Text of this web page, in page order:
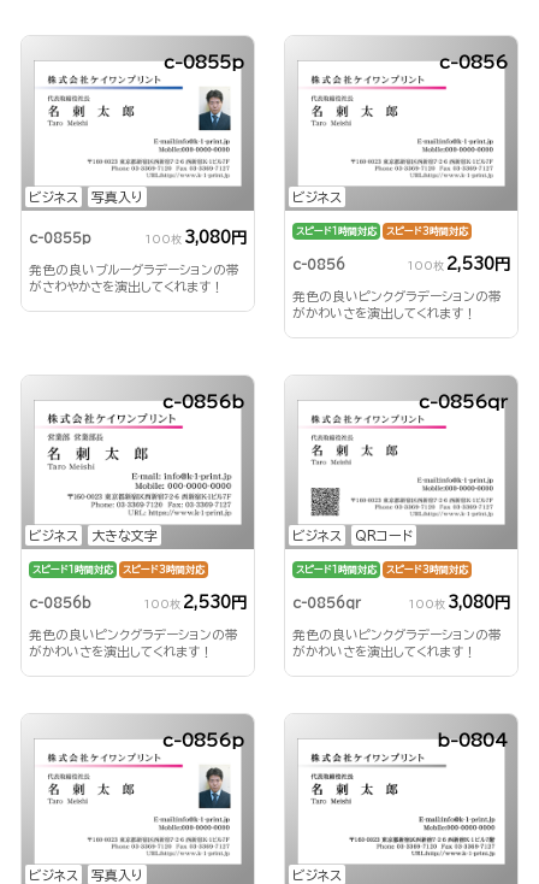
ビジネス 写真入り
c-0855p
c-0855p 100枚 3,080円
発色の良いブルーグラデーションの帯
がさわやかさを演出してくれます！
ビジネス
c-0856
スピード1時間対応 スピード3時間対応
c-0856 100枚 2,530円
発色の良いピンクグラデーションの帯
がかわいさを演出してくれます！
ビジネス 大きな文字
c-0856b
スピード1時間対応 スピード3時間対応
c-0856b 100枚 2,530円
発色の良いピンクグラデーションの帯
がかわいさを演出してくれます！
ビジネス QRコード
c-0856qr
スピード1時間対応 スピード3時間対応
c-0856qr 100枚 3,080円
発色の良いピンクグラデーションの帯
がかわいさを演出してくれます！
ビジネス 写真入り
c-0856p
ビジネス
b-0804